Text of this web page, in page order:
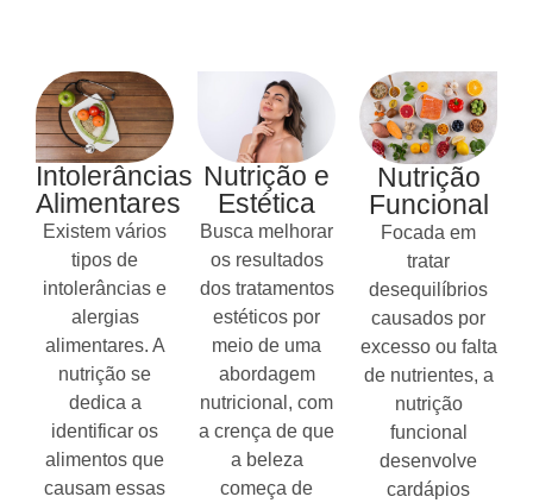
Intolerâncias
Alimentares
Existem vários
tipos de
intolerâncias e
alergias
alimentares. A
nutrição se
dedica a
identificar os
alimentos que
causam essas
Nutrição e
Estética
Busca melhorar
os resultados
dos tratamentos
estéticos por
meio de uma
abordagem
nutricional, com
a crença de que
a beleza
começa de
Nutrição
Funcional
Focada em
tratar
desequilíbrios
causados por
excesso ou falta
de nutrientes, a
nutrição
funcional
desenvolve
cardápios